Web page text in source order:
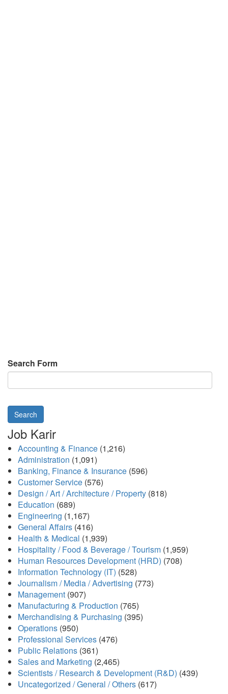
Search Form
Search
Job Karir
Accounting & Finance (1,216)
Administration (1,091)
Banking, Finance & Insurance (596)
Customer Service (576)
Design / Art / Architecture / Property (818)
Education (689)
Engineering (1,167)
General Affairs (416)
Health & Medical (1,939)
Hospitality / Food & Beverage / Tourism (1,959)
Human Resources Development (HRD) (708)
Information Technology (IT) (528)
Journalism / Media / Advertising (773)
Management (907)
Manufacturing & Production (765)
Merchandising & Purchasing (395)
Operations (950)
Professional Services (476)
Public Relations (361)
Sales and Marketing (2,465)
Scientists / Research & Development (R&D) (439)
Uncategorized / General / Others (617)